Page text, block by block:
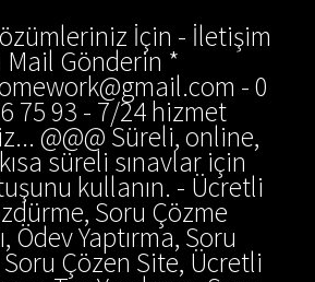
İçin - İletişim
Mail Gönderin *
- 0
75 93 - 7/24 hizmet
@@@ Süreli, online,
süreli sınavlar için
kullanın. - Ücretli
Soru Çözme
Ödev Yaptırma, Soru
Çözen Site, Ücretli